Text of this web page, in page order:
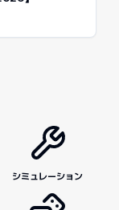
シミュレーション